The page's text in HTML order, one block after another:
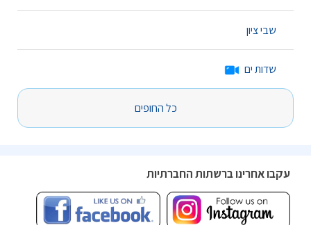
שבי ציון
שדות ים
כל החופים
עקבו אחרינו ברשתות החברתיות